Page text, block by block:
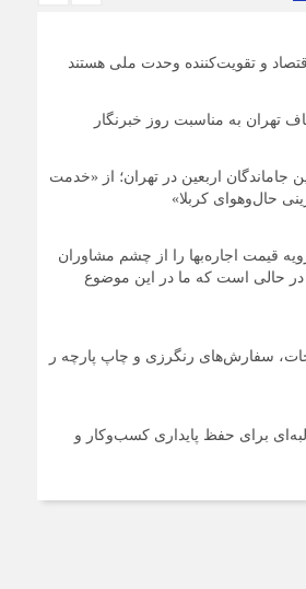
و تقویت‌کننده وحدت ملی هستند
تهران به مناسبت روز خبرنگار
جاماندگان اربعین در تهران؛ از «خدمت
حال‌وهوای کربلا»
قیمت اجاره‌بها را از چشم مشاوران
در حالی است که ما در این موضوع
سفارش‌های رنگرزی و چاپ پارچه را
برای حفظ پایداری کسب‌وکار و